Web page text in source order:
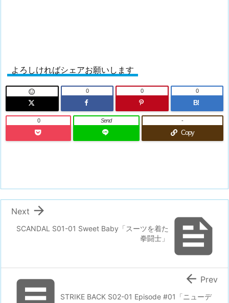
よろしければシェアお願いします
 0 0
B!
0
0 Send
Copy
-

SCANDAL S01-01 Sweet Baby「スーツを着た
拳闘士」

Next
STRIKE BACK S02-01 Episode #01「ニューデ
 Prev